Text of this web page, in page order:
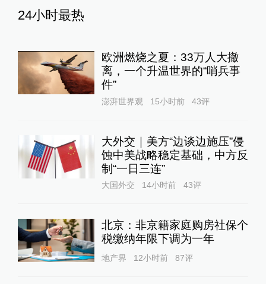
24小时最热
欧洲燃烧之夏：33万人大撤
离，一个升温世界的“哨兵事
件”
澎湃世界观 15小时前 43评
大外交｜美方“边谈边施压”侵
蚀中美战略稳定基础，中方反
制“一日三连”
大国外交 14小时前 43评
北京：非京籍家庭购房社保个
税缴纳年限下调为一年
地产界 12小时前 87评